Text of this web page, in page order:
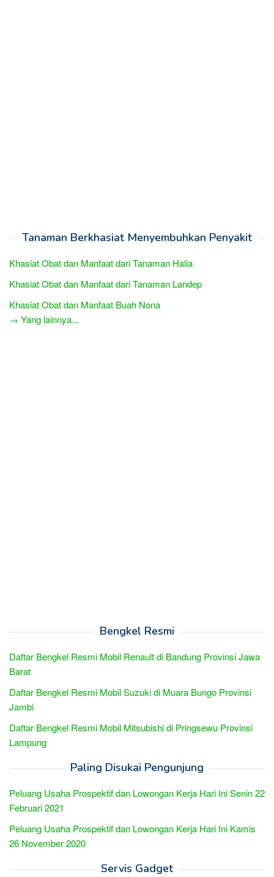
Tanaman Berkhasiat Menyembuhkan Penyakit
Khasiat Obat dan Manfaat dari Tanaman Halia
Khasiat Obat dan Manfaat dari Tanaman Landep
Khasiat Obat dan Manfaat Buah Nona
→ Yang lainnya...
Bengkel Resmi
Daftar Bengkel Resmi Mobil Renault di Bandung Provinsi Jawa
Barat
Daftar Bengkel Resmi Mobil Suzuki di Muara Bungo Provinsi
Jambi
Daftar Bengkel Resmi Mobil Mitsubishi di Pringsewu Provinsi
Lampung
Paling Disukai Pengunjung
Peluang Usaha Prospektif dan Lowongan Kerja Hari Ini Senin 22
Februari 2021
Peluang Usaha Prospektif dan Lowongan Kerja Hari Ini Kamis
26 November 2020
Servis Gadget